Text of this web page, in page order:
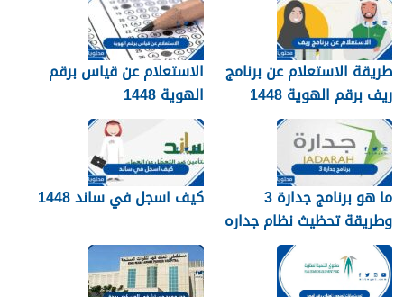
طريقة الاستعلام عن برنامج
ريف برقم الهوية 1448
الاستعلام عن قياس برقم
الهوية 1448
services.qiyas.sa
ما هو برنامج جدارة 3
وطريقة تحظيث نظام جداره
1448
كيف اسجل في ساند 1448